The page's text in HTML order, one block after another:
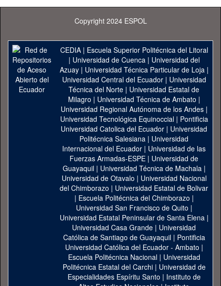
Copyright 2024 ESPOL
CEDIA| Escuela Superior Politécnica del Litoral
| Universidad de Cuenca| Universidad del
Azuay| Universidad Técnica Particular de Loja|
Universidad Central del Ecuador| Universidad
Técnica del Norte | Universidad Estatal de
Milagro | Universidad Técnica de Ambato |
Universidad Regional Autónoma de los Andes|
Universidad Tecnológica Equinoccial| Pontificia
Universidad Catolica del Ecuador | Universidad
Politécnica Salesiana | Universidad
Internacional del Ecuador | Universidad de las
Fuerzas Armadas-ESPE | Universidad de
Guayaquil| Universidad Técnica de Machala|
Universidad de Otavalo | Universidad Nacional
del Chimborazo | Universidad Estatal de Bolivar
| Escuela Politécnica del Chimborazo |
Universidad San Francisco de Quito |
Universidad Estatal Peninsular de Santa Elena|
Universidad Casa Grande | Universidad
Católica de Santiago de Guayaquil| Pontificia
Universidad Católica del Ecuador - Ambato |
Escuela Politécnica Nacional| Universidad
Politécnica Estatal del Carchi| Universidad de
Especialidades Espíritu Santo | Instituto de